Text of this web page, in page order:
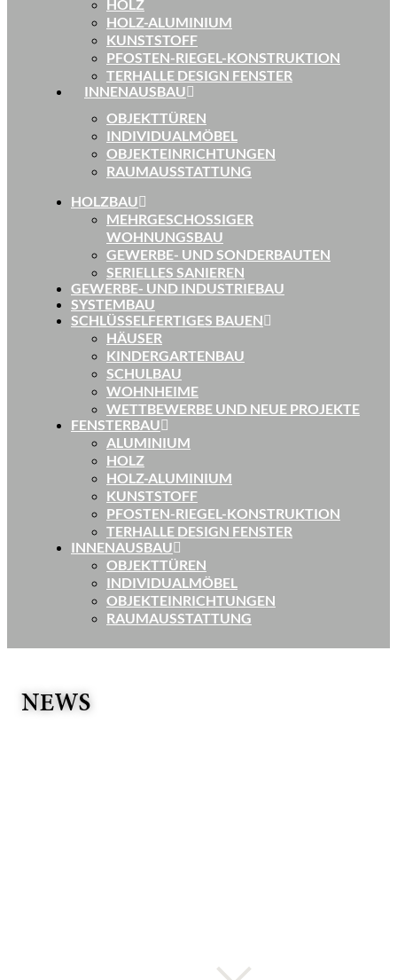
HOLZ
HOLZ-ALUMINIUM
KUNSTSTOFF
PFOSTEN-RIEGEL-KONSTRUKTION
TERHALLE DESIGN FENSTER
INNENAUSBAU
OBJEKTTÜREN
INDIVIDUALMÖBEL
OBJEKTEINRICHTUNGEN
RAUMAUSSTATTUNG
HOLZBAU
MEHRGESCHOSSIGER
WOHNUNGSBAU
GEWERBE- UND SONDERBAUTEN
SERIELLES SANIEREN
GEWERBE- UND INDUSTRIEBAU
SYSTEMBAU
SCHLÜSSELFERTIGES BAUEN
HÄUSER
KINDERGARTENBAU
SCHULBAU
WOHNHEIME
WETTBEWERBE UND NEUE PROJEKTE
FENSTERBAU
ALUMINIUM
HOLZ
HOLZ-ALUMINIUM
KUNSTSTOFF
PFOSTEN-RIEGEL-KONSTRUKTION
TERHALLE DESIGN FENSTER
INNENAUSBAU
OBJEKTTÜREN
INDIVIDUALMÖBEL
OBJEKTEINRICHTUNGEN
RAUMAUSSTATTUNG
NEWS